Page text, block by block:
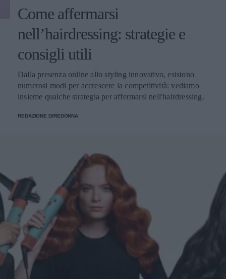
Come affermarsi
nell’hairdressing: strategie e
consigli utili
Dalla presenza online allo styling innovativo, esistono
numerosi modi per accrescere la competitività: vediamo
insieme qualche strategia per affermarsi nell'hairdressing.
REDAZIONE DIREDONNA